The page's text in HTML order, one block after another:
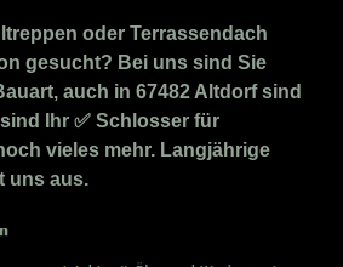
oder Terrassendach
gesucht? Bei uns sind Sie
auch in 67482 Altdorf sind
Ihr ✅ Schlosser für
vieles mehr. Langjährige
uns aus.